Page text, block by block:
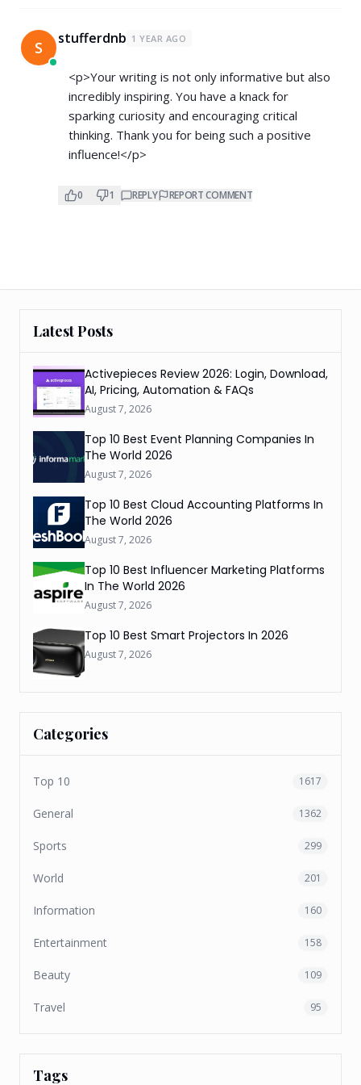
S stufferdnb 1 YEAR AGO
<p>Your writing is not only informative but also
incredibly inspiring. You have a knack for
sparking curiosity and encouraging critical
thinking. Thank you for being such a positive
influence!</p>
0 1 REPLY REPORT COMMENT
Latest Posts
Activepieces Review 2026: Login, Download,
AI, Pricing, Automation & FAQs
August 7, 2026
Top 10 Best Event Planning Companies In
The World 2026
August 7, 2026
Top 10 Best Cloud Accounting Platforms In
The World 2026
August 7, 2026
Top 10 Best Influencer Marketing Platforms
In The World 2026
August 7, 2026
Top 10 Best Smart Projectors In 2026
August 7, 2026
Categories
Top 10 1617
General 1362
Sports 299
World 201
Information 160
Entertainment 158
Beauty 109
Travel 95
Tags